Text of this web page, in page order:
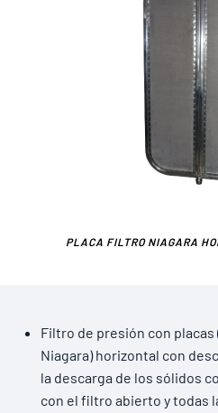
PLACA FILTRO NIAGARA
Filtro de presión con placas
Niagara) horizontal con
la descarga de los sólidos
con el filtro abierto y todas